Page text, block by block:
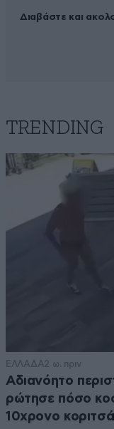
Διαβάστε και
TRENDING
ΕΛΛΑΔΑ2 ω. πριν
Αδιανόητο
ρώτησε πόσο
10χρονο